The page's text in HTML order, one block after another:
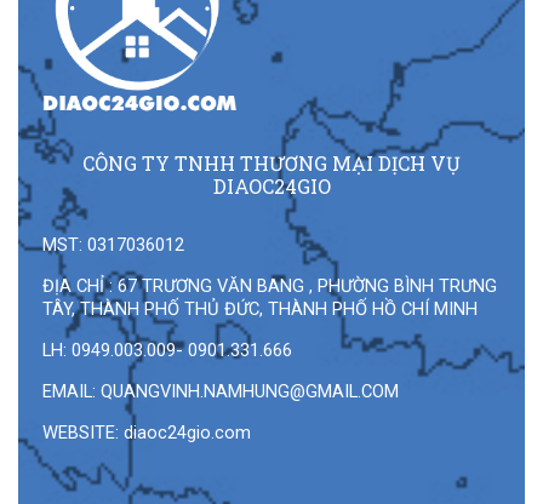
CÔNG TY TNHH THƯƠNG MẠI DỊCH VỤ
DIAOC24GIO
MST: 0317036012
ĐỊA CHỈ : 67 TRƯƠNG VĂN BANG , PHƯỜNG BÌNH TRƯNG
TÂY, THÀNH PHỐ THỦ ĐỨC, THÀNH PHỐ HỒ CHÍ MINH
LH: 0949.003.009- 0901.331.666
EMAIL: QUANGVINH.NAMHUNG@GMAIL.COM
WEBSITE: diaoc24gio.com